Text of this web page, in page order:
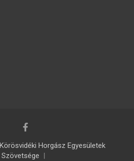
Körösvidéki Horgász Egyesületek
Szövetsége